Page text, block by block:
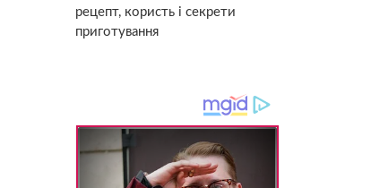
рецепт, користь і секрети
приготування